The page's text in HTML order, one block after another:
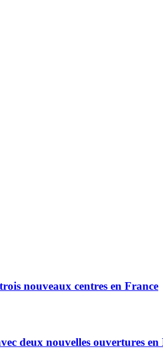
nouveaux centres en France
deux nouvelles ouvertures en